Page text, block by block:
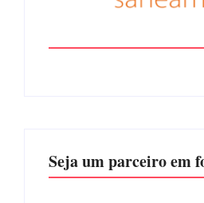
Seja um parceiro em